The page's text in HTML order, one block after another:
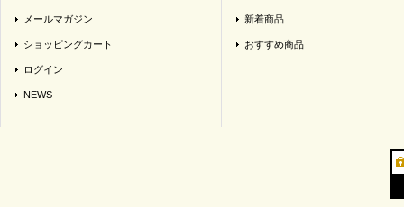
メールマガジン
ショッピングカート
ログイン
NEWS
新着商品
おすすめ商品